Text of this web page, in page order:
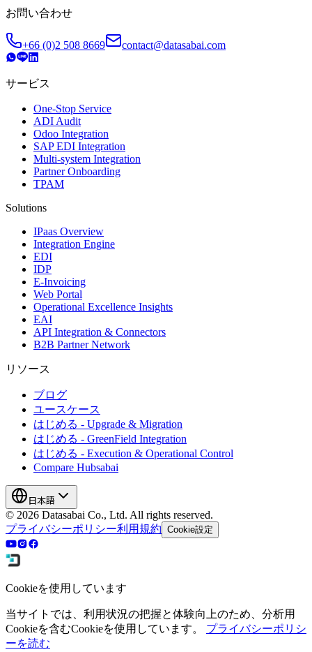
お問い合わせ
+66 (0)2 508 8669 contact@datasabai.com
サービス
One-Stop Service
ADI Audit
Odoo Integration
SAP EDI Integration
Multi-system Integration
Partner Onboarding
TPAM
Solutions
IPaas Overview
Integration Engine
EDI
IDP
E-Invoicing
Web Portal
Operational Excellence Insights
EAI
API Integration & Connectors
B2B Partner Network
リソース
ブログ
ユースケース
はじめる - Upgrade & Migration
はじめる - GreenField Integration
はじめる - Execution & Operational Control
Compare Hubsabai
日本語
© 2026 Datasabai Co., Ltd. All rights reserved.
プライバシーポリシー利用規約 Cookie設定
Cookieを使用しています
当サイトでは、利用状況の把握と体験向上のため、分析用
Cookieを含むCookieを使用しています。
プライバシーポリシ
ーを読む